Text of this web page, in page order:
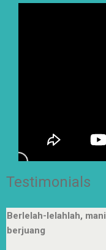
Testimonials
Berlelah-lelahlah,
berjuang